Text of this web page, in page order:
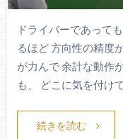
ドライバーであって
るほど 方向性の精度
が力んで 余計な動作
も、 どこに気を付け
続きを読む